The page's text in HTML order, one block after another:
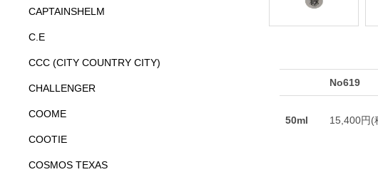
CAPTAINSHELM
C.E
CCC (CITY COUNTRY CITY)
CHALLENGER
COOME
COOTIE
COSMOS TEXAS